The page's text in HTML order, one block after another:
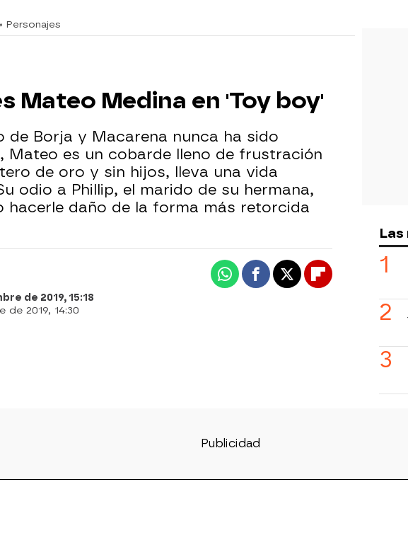
Personajes
Mateo Medina en 'Toy boy'
de Borja y Macarena nunca ha sido
Mateo es un cobarde lleno de frustración
de oro y sin hijos, lleva una vida
odio a Phillip, el marido de su hermana,
hacerle daño de la forma más retorcida
de 2019, 15:18
de 2019, 14:30
WhatsappFacebook
X Flipboard